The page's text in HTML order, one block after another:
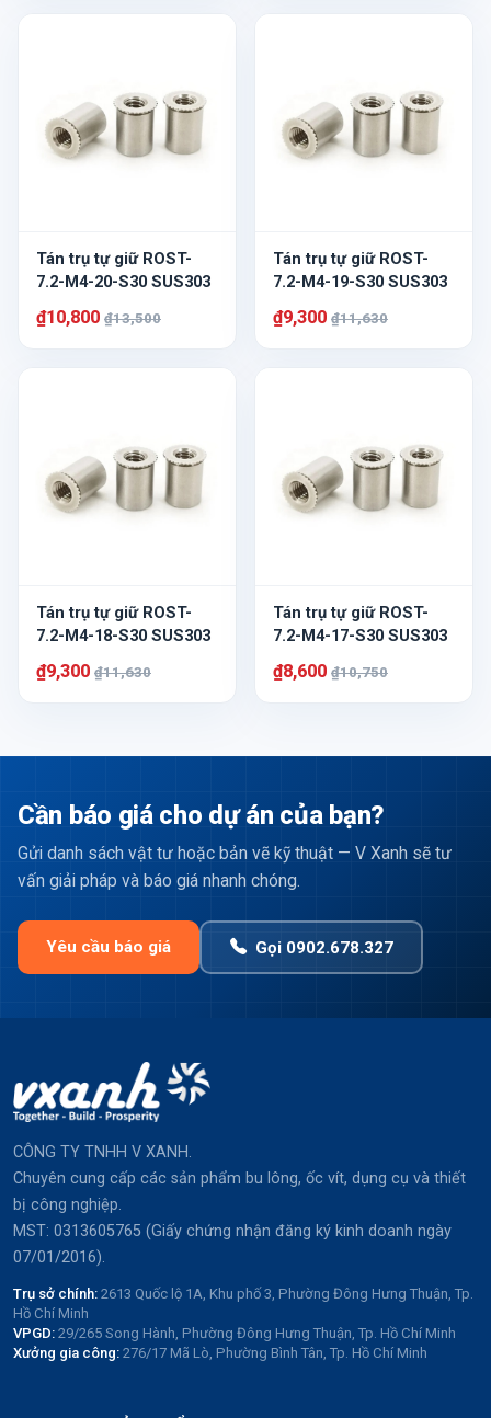
Tán trụ tự giữ ROST-
7.2-M4-20-S30 SUS303
₫10,800 ₫13,500
Tán trụ tự giữ ROST-
7.2-M4-19-S30 SUS303
₫9,300 ₫11,630
Tán trụ tự giữ ROST-
7.2-M4-18-S30 SUS303
₫9,300 ₫11,630
Tán trụ tự giữ ROST-
7.2-M4-17-S30 SUS303
₫8,600 ₫10,750
Cần báo giá cho dự án của bạn?
Gửi danh sách vật tư hoặc bản vẽ kỹ thuật — V Xanh sẽ tư
vấn giải pháp và báo giá nhanh chóng.
Yêu cầu báo giá Gọi 0902.678.327
CÔNG TY TNHH V XANH.
Chuyên cung cấp các sản phẩm bu lông, ốc vít, dụng cụ và thiết
bị công nghiệp.
MST: 0313605765 (Giấy chứng nhận đăng ký kinh doanh ngày
07/01/2016).
Trụ sở chính: 2613 Quốc lộ 1A, Khu phố 3, Phường Đông Hưng Thuận, Tp.
Hồ Chí Minh
VPGD: 29/265 Song Hành, Phường Đông Hưng Thuận, Tp. Hồ Chí Minh
Xưởng gia công: 276/17 Mã Lò, Phường Bình Tân, Tp. Hồ Chí Minh